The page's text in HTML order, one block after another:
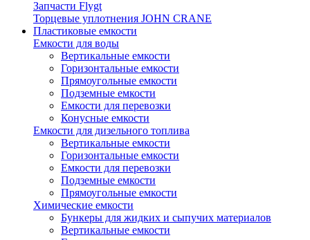
Запчасти Flygt
Торцевые уплотнения JOHN CRANE
Пластиковые емкости
Емкости для воды
Вертикальные емкости
Горизонтальные емкости
Прямоугольные емкости
Подземные емкости
Емкости для перевозки
Конусные емкости
Емкости для дизельного топлива
Вертикальные емкости
Горизонтальные емкости
Емкости для перевозки
Подземные емкости
Прямоугольные емкости
Химические емкости
Бункеры для жидких и сыпучих материалов
Вертикальные емкости